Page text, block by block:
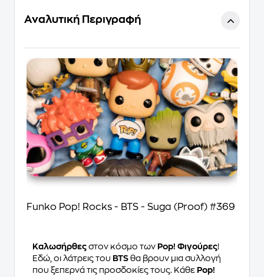
Αναλυτική Περιγραφή
Funko Pop! Rocks - BTS - Suga (Proof) #369
Καλωσήρθες στον κόσμο των Pop! Φιγούρες!
Εδώ, οι λάτρεις του BTS θα βρουν μια συλλογή
που ξεπερνά τις προσδοκίες τους. Κάθε Pop!